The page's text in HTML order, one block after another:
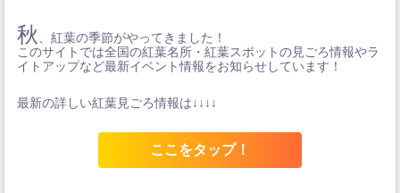
秋
、紅葉の季節がやってきました！
このサイトでは全国の紅葉名所・紅葉スポットの見ごろ情報やラ
イトアップなど最新イベント情報をお知らせしています！
最新の詳しい紅葉見ごろ情報は↓↓↓↓
ここをタップ！